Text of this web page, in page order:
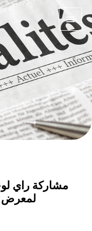
مشاركة راي
لمعرض